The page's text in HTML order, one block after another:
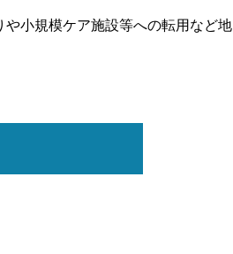
小規模ケア施設等への転用など地